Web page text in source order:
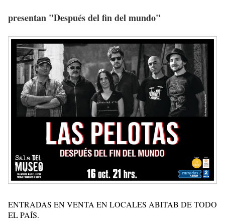
presentan "Después del fin del mundo"
ENTRADAS EN VENTA EN LOCALES ABITAB DE TODO
EL PAÍS.